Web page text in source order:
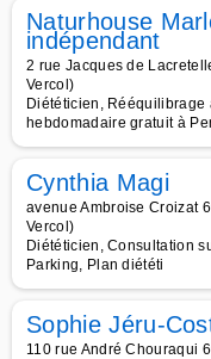
Naturhouse
indépendant
2 rue Jacques de
Vercol)
Diététicien, Rééquilibrage
hebdomadaire gratuit à
Cynthia Magi
avenue Ambroise Croizat
Vercol)
Diététicien, Consultation
Parking, Plan diététi
Sophie Jéru-
110 rue André Chouraqui